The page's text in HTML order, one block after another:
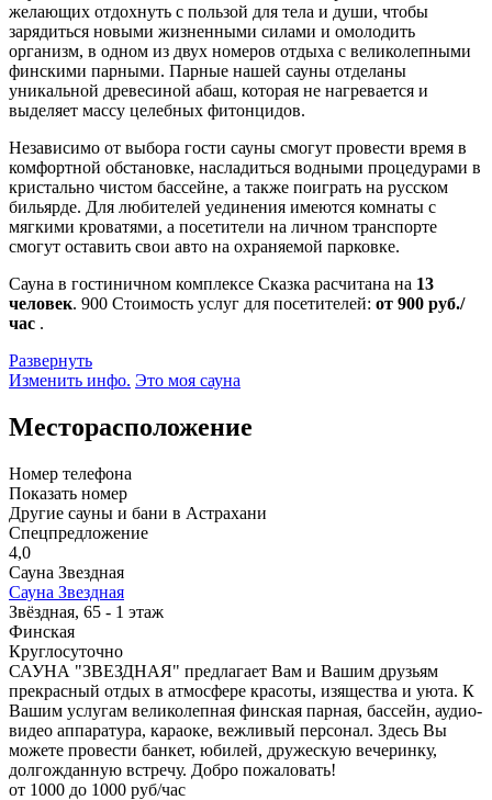
желающих отдохнуть с пользой для тела и души, чтобы
зарядиться новыми жизненными силами и омолодить
организм, в одном из двух номеров отдыха с великолепными
финскими парными. Парные нашей сауны отделаны
уникальной древесиной абаш, которая не нагревается и
выделяет массу целебных фитонцидов.
Независимо от выбора гости сауны смогут провести время в
комфортной обстановке, насладиться водными процедурами в
кристально чистом бассейне, а также поиграть на русском
бильярде. Для любителей уединения имеются комнаты с
мягкими кроватями, а посетители на личном транспорте
смогут оставить свои авто на охраняемой парковке.
Сауна в гостиничном комплексе Сказка расчитана на 13
человек. 900 Стоимость услуг для посетителей: от 900 руб./
час .
Развернуть
Изменить инфо. Это моя сауна
Месторасположение
Номер телефона
Показать номер
Другие сауны и бани в Астрахани
Спецпредложение
4,0
Сауна Звездная
Сауна Звездная
Звёздная, 65 - 1 этаж
Финская
Круглосуточно
САУНА "ЗВЕЗДНАЯ" предлагает Вам и Вашим друзьям
прекрасный отдых в атмосфере красоты, изящества и уюта. К
Вашим услугам великолепная финская парная, бассейн, аудио-
видео аппаратура, караоке, вежливый персонал. Здесь Вы
можете провести банкет, юбилей, дружескую вечеринку,
долгожданную встречу. Добро пожаловать!
от 1000 до 1000 руб/час